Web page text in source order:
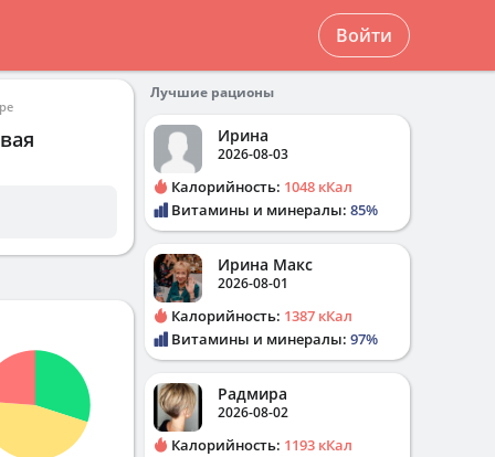
Войти
Лучшие рационы
Ирина
2026-08-03
Калорийность: 1048 кКал
Витамины и минералы: 85%
Ирина Макс
2026-08-01
Калорийность: 1387 кКал
Витамины и минералы: 97%
Радмира
2026-08-02
Калорийность: 1193 кКал